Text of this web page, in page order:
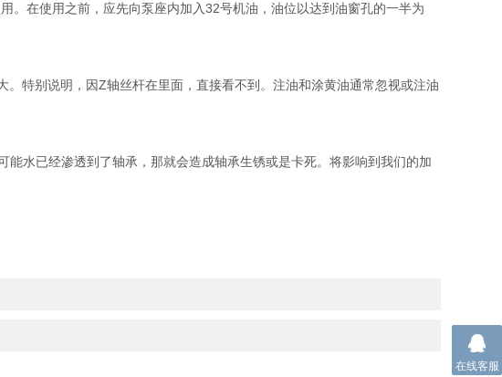
。在使用之前，应先向泵座内加入32号机油，油位以达到油窗孔的一半为
特别说明，因Z轴丝杆在里面，直接看不到。注油和涂黄油通常忽视或注油
水已经渗透到了轴承，那就会造成轴承生锈或是卡死。将影响到我们的加
在线客服